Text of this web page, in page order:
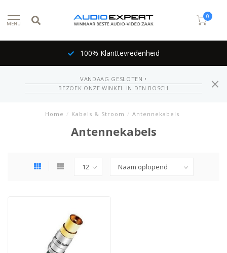
MENU
0
100% Klanttevredenheid
VANDAAG GESLOTEN •
BEZOEK ONZE WINKEL IN DEN BOSCH
Home / Kabels & Stroom / Antennekabels
Antennekabels